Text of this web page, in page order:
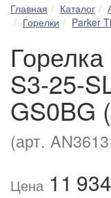
Главная
Каталог
Горелки
Parker
S3-25-
GS0BG
(арт.
Цена 11 934